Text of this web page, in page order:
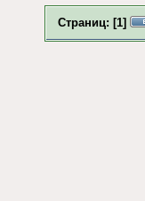
Страниц: [1]